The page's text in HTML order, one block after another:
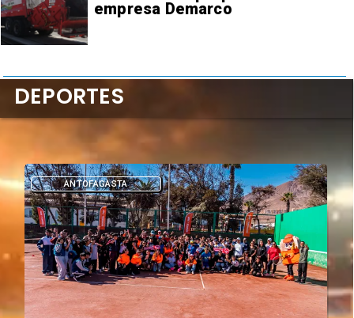
empresa Demarco
DEPORTES
DEPORTES